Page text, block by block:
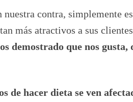
contra, simplemente
más atractivos a sus
demostrado que nos gusta,
de hacer dieta se ven